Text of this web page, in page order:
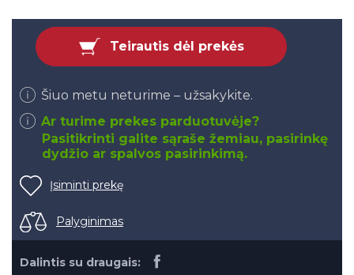
Teirautis dėl prekės
Šiuo metu neturime – užsakykite.
Ar turime prekes parduotuvėje?
Pasitikrinti galite sąraše žemiau, pasirinkę
dydžio ar spalvos pasirinkimą.
Įsiminti prekę
Palyginimas
Dalintis su draugais: